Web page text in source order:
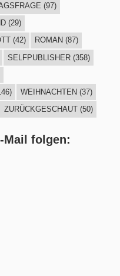
(97)
(29)
(42) ROMAN (87)
SELFPUBLISHER(358)
WEIHNACHTEN (37)
ZURÜCKGESCHAUT(50)
Mail folgen: